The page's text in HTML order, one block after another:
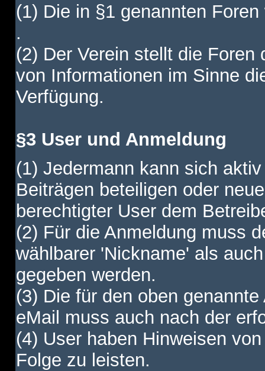
(1) Die in §1 genannten
.
(2) Der Verein stellt die
von Informationen im Sinne
Verfügung.
§3 User und Anmeldung
(1) Jedermann kann sich
Beiträgen beteiligen oder
berechtigter User dem
(2) Für die Anmeldung muss
wählbarer 'Nickname' als
gegeben werden.
(3) Die für den oben
eMail muss auch nach der
(4) User haben Hinweisen
Folge zu leisten.